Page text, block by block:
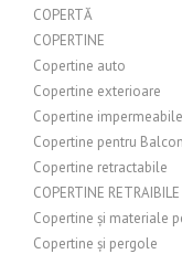
COPERTĂ
COPERTINE
Copertine auto
Copertine exterioare
Copertine impermeabile
Copertine pentru
Copertine retractabile
COPERTINE RETRAIBILE
Copertine și materiale
Copertine și pergole